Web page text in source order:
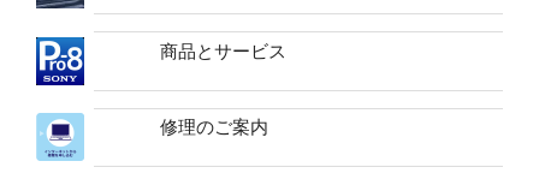
商品とサービス
修理のご案内